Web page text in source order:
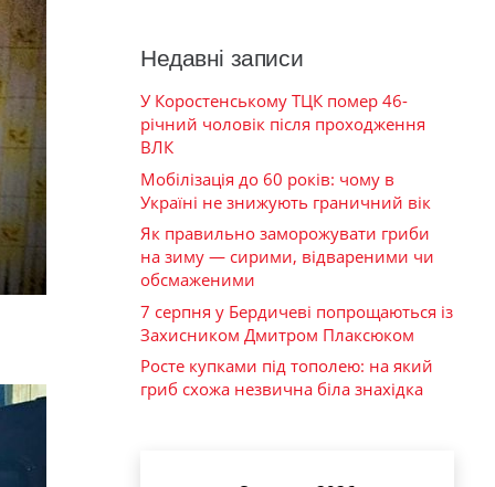
Недавні записи
У Коростенському ТЦК помер 46-
річний чоловік після проходження
ВЛК
Мобілізація до 60 років: чому в
Україні не знижують граничний вік
Як правильно заморожувати гриби
на зиму — сирими, відвареними чи
обсмаженими
7 серпня у Бердичеві попрощаються із
Захисником Дмитром Плаксюком
Росте купками під тополею: на який
гриб схожа незвична біла знахідка